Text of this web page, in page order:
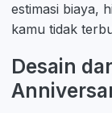
estimasi biaya,
kamu tidak
Desain